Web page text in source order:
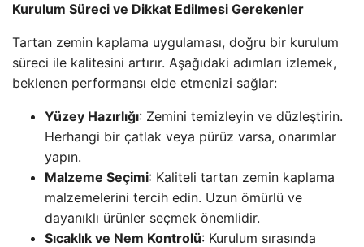
Kurulum Süreci ve Dikkat Edilmesi Gerekenler
Tartan zemin kaplama uygulaması, doğru bir kurulum
süreci ile kalitesini artırır. Aşağıdaki adımları izlemek,
beklenen performansı elde etmenizi sağlar:
Yüzey Hazırlığı: Zemini temizleyin ve düzleştirin.
Herhangi bir çatlak veya pürüz varsa, onarımlar
yapın.
Malzeme Seçimi: Kaliteli tartan zemin kaplama
malzemelerini tercih edin. Uzun ömürlü ve
dayanıklı ürünler seçmek önemlidir.
Sıcaklık ve Nem Kontrolü: Kurulum sırasında